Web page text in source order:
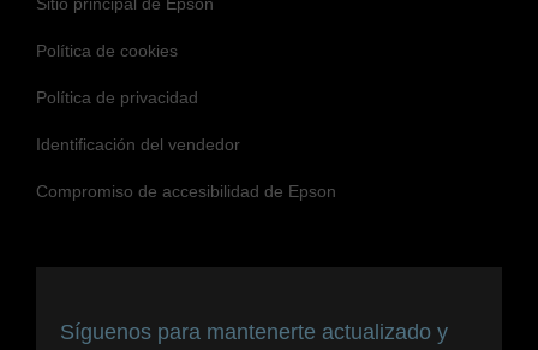
Política de cookies
Política de privacidad
Identificación del vendedor
Compromiso de accesibilidad de Epson
Síguenos para mantenerte actualizado y